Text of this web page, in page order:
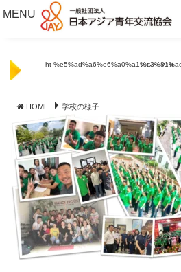
ht %e5%ad%a6%e6%a0%a1%e3%81%ae%e6%a7%98%e5%ad%90 20250219
HOME 学校の様子
MENU